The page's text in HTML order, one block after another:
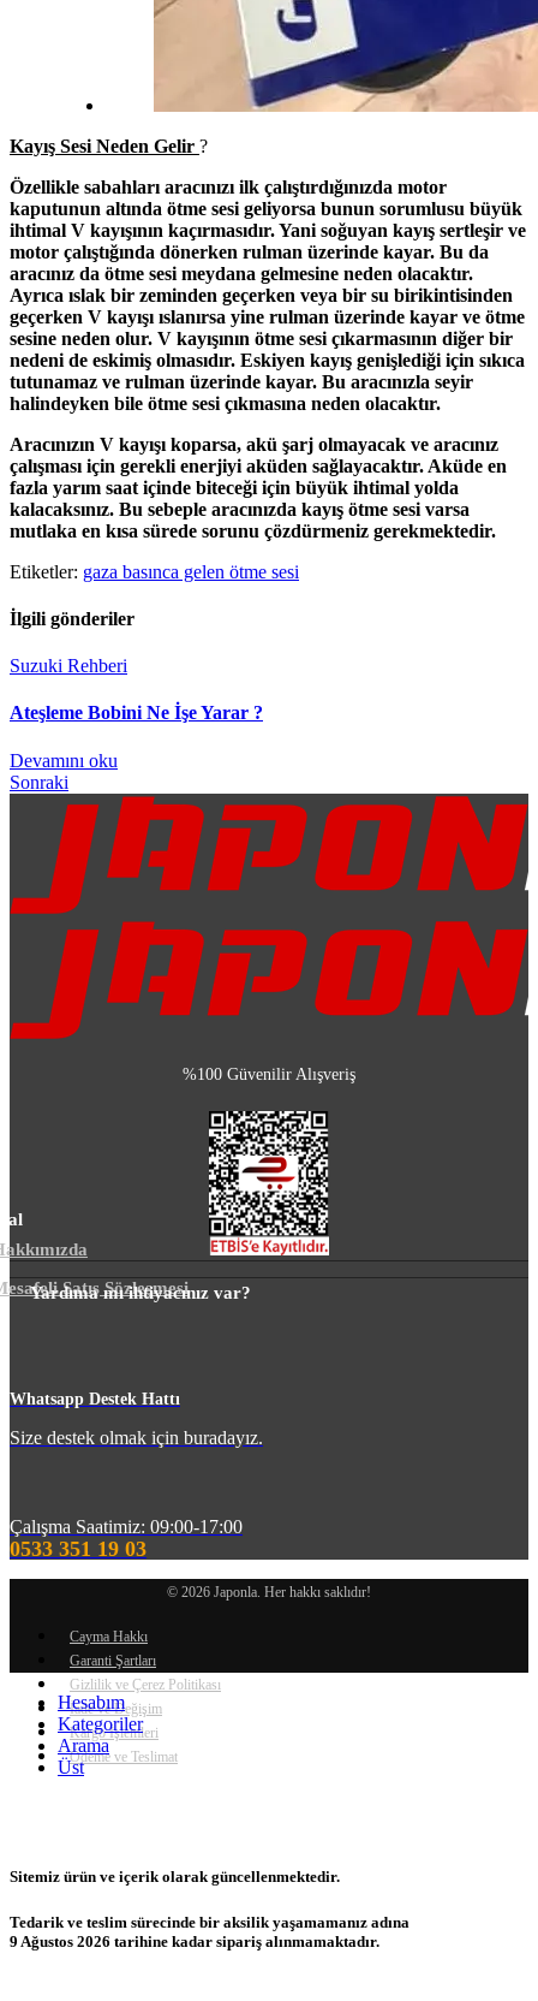
Kayış Sesi Neden Gelir ?
Özellikle sabahları aracınızı ilk çalıştırdığınızda motor
kaputunun altında ötme sesi geliyorsa bunun sorumlusu büyük
ihtimal V kayışının kaçırmasıdır. Yani soğuyan kayış sertleşir ve
motor çalıştığında dönerken rulman üzerinde kayar. Bu da
aracınız da ötme sesi meydana gelmesine neden olacaktır.
Ayrıca ıslak bir zeminden geçerken veya bir su birikintisinden
geçerken V kayışı ıslanırsa yine rulman üzerinde kayar ve ötme
sesine neden olur. V kayışının ötme sesi çıkarmasının diğer bir
nedeni de eskimiş olmasıdır. Eskiyen kayış genişlediği için sıkıca
tutunamaz ve rulman üzerinde kayar. Bu aracınızla seyir
halindeyken bile ötme sesi çıkmasına neden olacaktır.
Aracınızın V kayışı koparsa, akü şarj olmayacak ve aracınız
çalışması için gerekli enerjiyi aküden sağlayacaktır. Aküde en
fazla yarım saat içinde biteceği için büyük ihtimal yolda
kalacaksınız. Bu sebeple aracınızda kayış ötme sesi varsa
mutlaka en kısa sürede sorunu çözdürmeniz gerekmektedir.
Etiketler: gaza basınca gelen ötme sesi
İlgili gönderiler
Suzuki Rehberi
Ateşleme Bobini Ne İşe Yarar ?
Devamını oku
Sonraki
%100 Güvenilir Alışveriş
Satış Sözleşmesi
Yardıma mı ihtiyacınız var?
Whatsapp Destek Hattı
Size destek olmak için buradayız.
Çalışma Saatimiz: 09:00-17:00
0533 351 19 03
© 2026 Japonla. Her hakkı saklıdır!
Cayma Hakkı
Garanti Şartları
Gizlilik ve Çerez Politikası
İade ve Değişim
Kargo İşlemleri
Ödeme ve Teslimat
Hesabım
Kategoriler
Arama
Üst
Sitemiz ürün ve içerik olarak güncellenmektedir.
Tedarik ve teslim sürecinde bir aksilik yaşamamanız adına
9 Ağustos 2026 tarihine kadar sipariş alınmamaktadır.